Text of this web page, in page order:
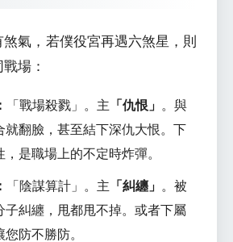
氣，若僕役宮再遇六煞星，則
場：
「戰場殺戮」。主 「仇恨」 。與
就翻臉，甚至結下深仇大恨。下
是職場上的不定時炸彈。
「陰謀算計」。主 「糾纏」 。被
子糾纏，甩都甩不掉。或者下屬
防不勝防。